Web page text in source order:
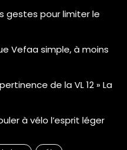
gestes pour limiter le
Vefaa simple, à moins
de la VL 12 » La
à vélo l’esprit léger